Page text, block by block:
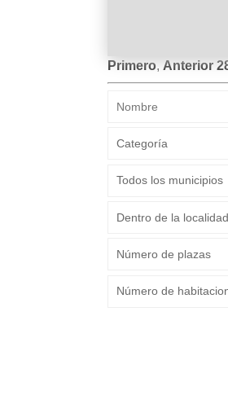
Primero, Anterior